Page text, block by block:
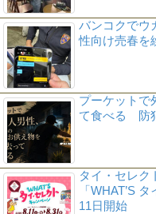
バンコクでウ
性向け売春
プーケットで
て食べる 防
タイ・セレ
「WHAT’S
11日開始